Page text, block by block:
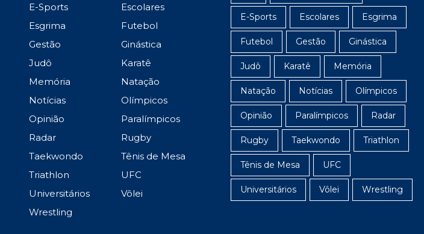
E-Sports
Escolares
Esgrima
Futebol
Gestão
Ginástica
Judô
Karatê
Memória
Natação
Notícias
Olímpicos
Opinião
Paralímpicos
Radar
Rugby
Taekwondo
Tênis de Mesa
Triathlon
UFC
Universitários
Vôlei
Wrestling
E-Sports Escolares Esgrima
Futebol Gestão Ginástica
Judô Karatê Memória
Natação Notícias Olímpicos
Opinião Paralímpicos Radar
Rugby Taekwondo Triathlon
Tênis de Mesa UFC
Universitários Vôlei Wrestling